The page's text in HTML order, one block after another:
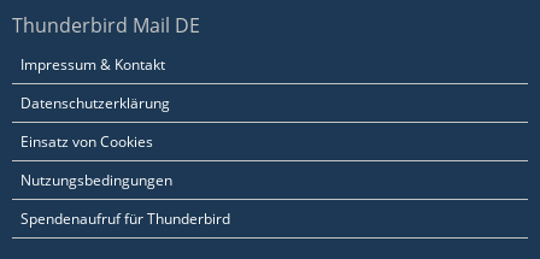
Thunderbird Mail DE
Impressum & Kontakt
Datenschutzerklärung
Einsatz von Cookies
Nutzungsbedingungen
Spendenaufruf für Thunderbird